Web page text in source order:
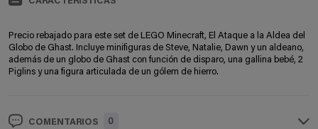
Precio rebajado para este set de LEGO Minecraft, El Ataque a la Aldea del
Globo de Ghast. Incluye minifiguras de Steve, Natalie, Dawn y un aldeano,
además de un globo de Ghast con función de disparo, una gallina bebé, 2
Piglins y una figura articulada de un gólem de hierro.
COMENTARIOS 0